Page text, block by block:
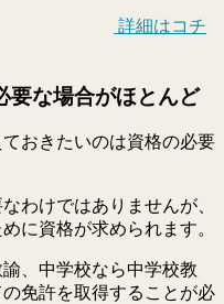
詳細はコチ
要な場合がほとんど
おきたいのは資格の必要
わけではありませんが、
に資格が求められます。
、中学校なら中学校教
免許を取得することが必